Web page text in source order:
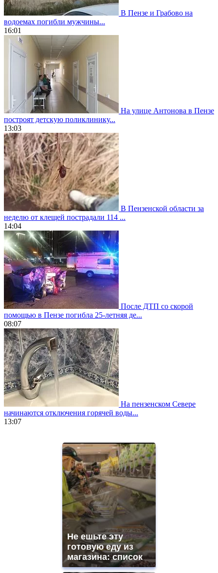
В Пензе и Грабово на
водоемах погибли мужчины...
16:01
На улице Антонова в Пензе
построят детскую поликлинику...
13:03
В Пензенской области за
неделю от клещей пострадали 114 ...
14:04
После ДТП со скорой
помощью в Пензе погибла 25-летняя де...
08:07
На пензенском Севере
начинаются отключения горячей воды...
13:07
https://gradewatches.to/
Не ешьте эту
готовую еду из
магазина: список